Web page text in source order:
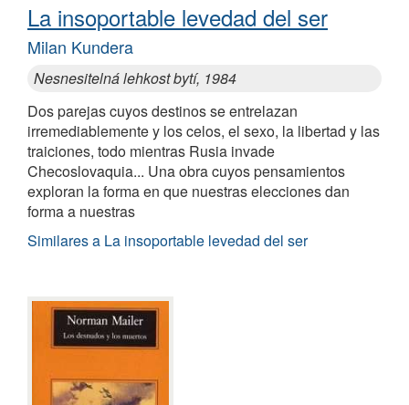
La insoportable levedad del ser
Milan Kundera
Nesnesitelná lehkost bytí, 1984
Dos parejas cuyos destinos se entrelazan
irremediablemente y los celos, el sexo, la libertad y las
traiciones, todo mientras Rusia invade
Checoslovaquia... Una obra cuyos pensamientos
exploran la forma en que nuestras elecciones dan
forma a nuestras
Similares a La insoportable levedad del ser